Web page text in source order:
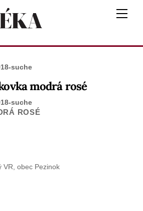
modrá rosé
ROSÉ
VR, obec Pezinok